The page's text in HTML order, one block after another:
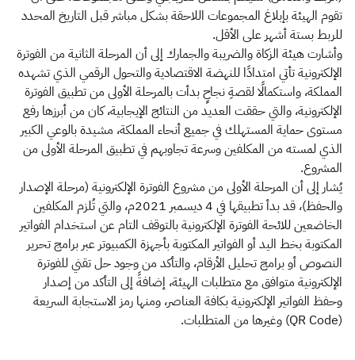
تقوم الهيئة بإبلاغ المجموعات اللاحقة بشكل مباشر قبل التاريخ المحدد
للربط بستة أشهر على الأقل.
وأشارت هيئة الزكاة والضريبة والجمارك إلى أن المرحلة الثانية من الفوترة
الإلكترونية تأتي امتدادًا للنهضة الاقتصادية والتحول الرقمي الذي تشهده
المملكة، واستكمالًا لقصةِ نجاحٍ بدأت بالمرحلة الأولى من تطبيق الفوترة
الإلكترونية، والتي حققت العديد من النتائج الإيجابية، كان من أبرزها رفع
مستوى حماية المستهلك في جميع أنحاء المملكة، مشيدة بالوعي الكبير
الذي لمسته من المكلفين وسرعة تجاوبهم في تطبيق المرحلة الأولى من
المشروع.
يُشار إلى أن المرحلة الأولى من مشروع الفوترة الإلكترونية (مرحلة الإصدار
والحفظ)، قد بدأ تطبيقها في 4 ديسمبر 2021م، والتي تُلزم المكلفين
الخاضعين للائحة الفوترة الإلكترونية بالتوقف التام عن استخدام الفواتير
المكتوبة بخط اليد أو الفواتير المكتوبة بأجهزة الكمبيوتر عبر برامج تحرير
النصوص أو برامج تحليل الأرقام، والتأكد من وجود حل تقني للفوترة
الإلكترونية متوافق مع متطلبات الهيئة، إضافةً إلى التأكد من إصدار
وحفظ الفواتير الإلكترونية بكافة العناصر، ومنها رمز الاستجابة السريعة
(QR Code) وغيرها من المتطلبات.